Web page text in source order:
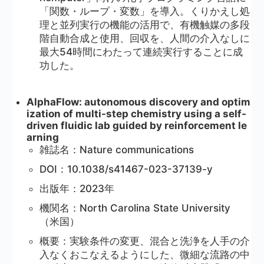
「関数・ループ・変数」を導入。くりかえし処
理と並列実行の機能の活用で、有機触媒の多段
階自動合成と使用、回収を、人間の介入なしに
最大54時間にわたって連続実行することに成
功した。
AlphaFlow: autonomous discovery and optim
ization of multi-step chemistry using a self-
driven fluidic lab guided by reinforcement le
arning
雑誌名：Nature communications
DOI：10.1038/s41467-023-37139-y
出版年：2023年
機関名：North Carolina State University
（米国）
概要：実験条件の変更、混合と洗浄を人手の介
入なくおこなえるようにした、微細な流路の中